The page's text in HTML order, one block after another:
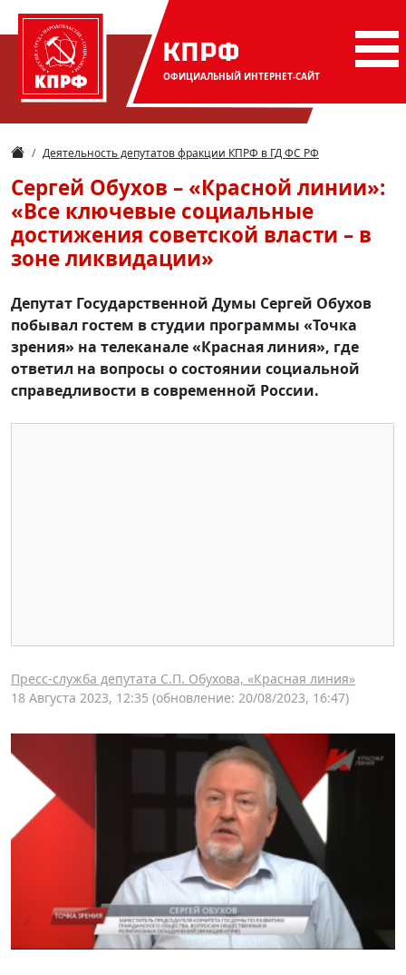
КПРФ
ОФИЦИАЛЬНЫЙ ИНТЕРНЕТ-САЙТ
Деятельность депутатов фракции КПРФ в ГД ФС РФ
Сергей Обухов – «Красной линии»:
«Все ключевые социальные
достижения советской власти – в
зоне ликвидации»
Депутат Государственной Думы Сергей Обухов
побывал гостем в студии программы «Точка
зрения» на телеканале «Красная линия», где
ответил на вопросы о состоянии социальной
справедливости в современной России.
Пресс-служба депутата С.П. Обухова, «Красная линия»
18 Августа 2023, 12:35 (обновление: 20/08/2023, 16:47)